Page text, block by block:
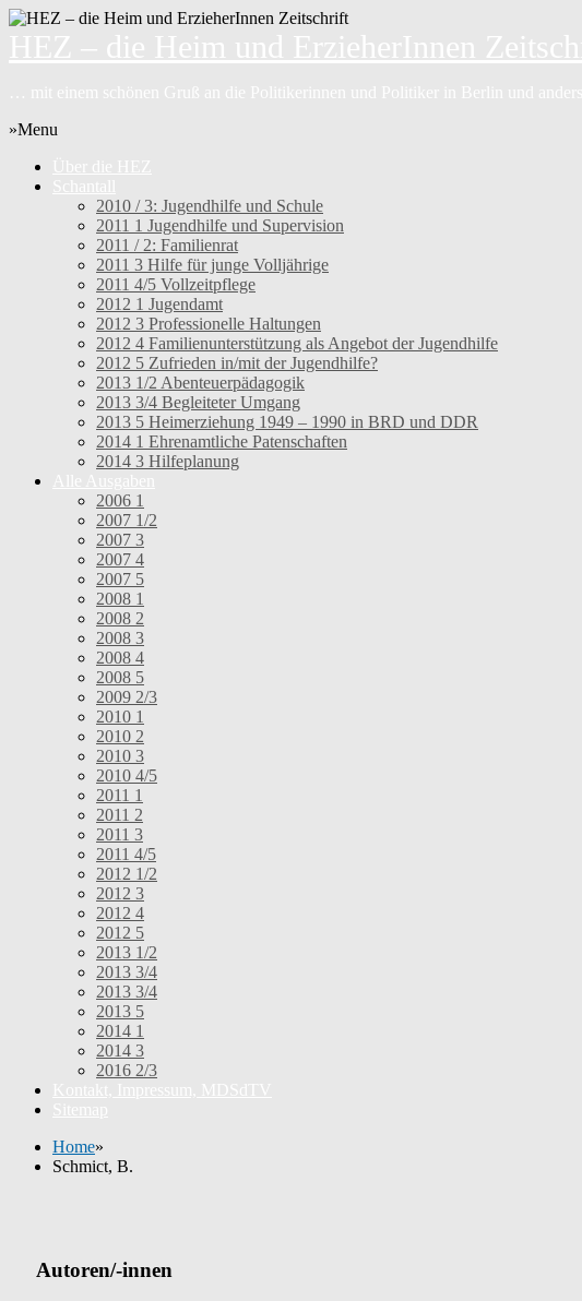
»Menu
2010 / 3: Jugendhilfe und Schule
2011 1 Jugendhilfe und Supervision
2011 / 2: Familienrat
2011 3 Hilfe für junge Volljährige
2011 4/5 Vollzeitpflege
2012 1 Jugendamt
2012 3 Professionelle Haltungen
2012 4 Familienunterstützung als Angebot der Jugendhilfe
2012 5 Zufrieden in/mit der Jugendhilfe?
2013 1/2 Abenteuerpädagogik
2013 3/4 Begleiteter Umgang
2013 5 Heimerziehung 1949 – 1990 in BRD und DDR
2014 1 Ehrenamtliche Patenschaften
2014 3 Hilfeplanung
2006 1
2007 1/2
2007 3
2007 4
2007 5
2008 1
2008 2
2008 3
2008 4
2008 5
2009 2/3
2010 1
2010 2
2010 3
2010 4/5
2011 1
2011 2
2011 3
2011 4/5
2012 1/2
2012 3
2012 4
2012 5
2013 1/2
2013 3/4
2013 3/4
2013 5
2014 1
2014 3
2016 2/3
Home»
Schmict, B.
Autoren/-innen